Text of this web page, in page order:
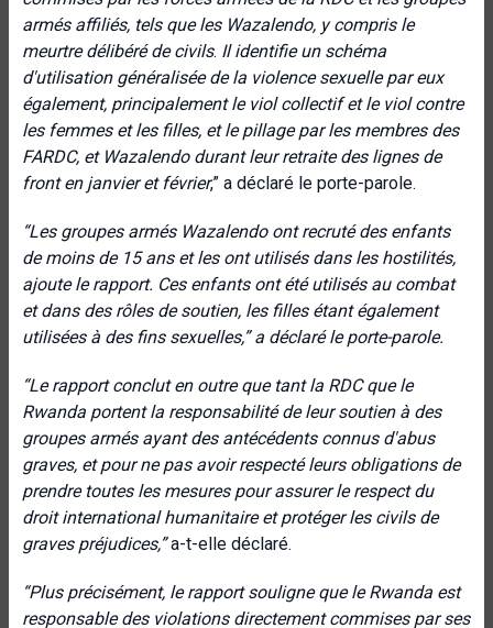
armés affiliés, tels que les Wazalendo, y compris le
meurtre délibéré de civils. Il identifie un schéma
d'utilisation généralisée de la violence sexuelle par eux
également, principalement le viol collectif et le viol contre
les femmes et les filles, et le pillage par les membres des
FARDC, et Wazalendodurant leur retraite des lignes de
front en janvier et février,” a déclaré le porte-parole.
“Les groupes armés Wazalendo ont recruté des enfants
de moins de 15 ans et les ont utilisés dans les hostilités,
ajoute le rapport. Ces enfants ont été utilisés au combat
et dans des rôles de soutien, les filles étant également
utilisées à des fins sexuelles,” a déclaré le porte-parole.
“Le rapport conclut en outre que tant la RDC que le
Rwanda portent la responsabilité de leur soutien à des
groupes armés ayant des antécédents connus d'abus
graves, et pour ne pas avoir respecté leurs obligations de
prendre toutes les mesures pour assurer le respect du
droit international humanitaire et protéger les civils de
graves préjudices,”a-t-elle déclaré.
“Plus précisément, le rapport souligne que le Rwanda est
responsable des violations directement commises par ses